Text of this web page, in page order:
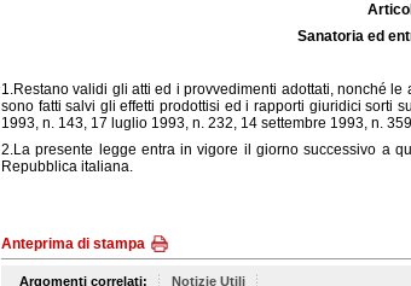
Sanatoria ed
1.Restano validi gli atti ed i provvedimenti adottati, nonché
sono fatti salvi gli effetti prodottisi ed i rapporti giuridici sorti
1993, n. 143, 17 luglio 1993, n. 232, 14 settembre 1993, n.
2.La presente legge entra in vigore il giorno successivo a
Repubblica italiana.
Anteprima di stampa
Argomenti correlati: Notizie Utili